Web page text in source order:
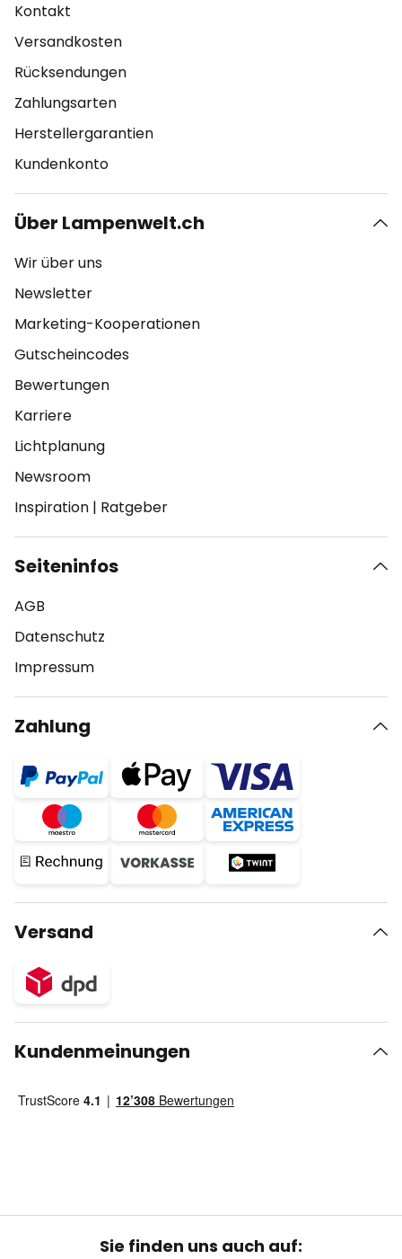
Kontakt
Versandkosten
Rücksendungen
Zahlungsarten
Herstellergarantien
Kundenkonto
Über Lampenwelt.ch
Wir über uns
Newsletter
Marketing-Kooperationen
Gutscheincodes
Bewertungen
Karriere
Lichtplanung
Newsroom
Inspiration | Ratgeber
Seiteninfos
AGB
Datenschutz
Impressum
Zahlung
Versand
Kundenmeinungen
Sie finden uns auch auf: